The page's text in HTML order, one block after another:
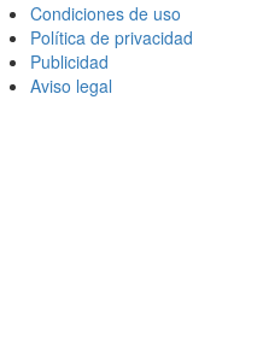
Condiciones de uso
Política de privacidad
Publicidad
Aviso legal